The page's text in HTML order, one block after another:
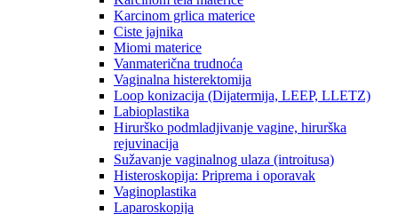
Karcinom grlica materice
Ciste jajnika
Miomi materice
Vanmaterična trudnoća
Vaginalna histerektomija
Loop konizacija (Dijatermija, LEEP, LLETZ)
Labioplastika
Hirurško podmladjivanje vagine, hirurška
rejuvinacija
Sužavanje vaginalnog ulaza (introitusa)
Histeroskopija: Priprema i oporavak
Vaginoplastika
Laparoskopija